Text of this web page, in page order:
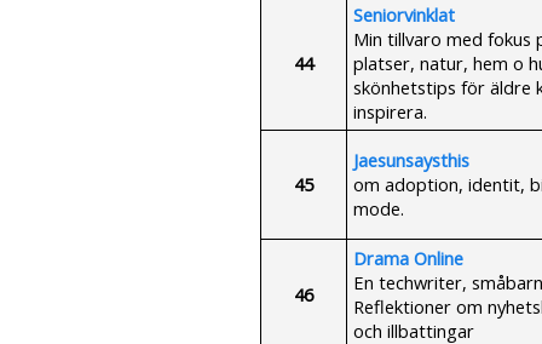
44
Seniorvinklat
Min tillvaro med fokus
platser, natur, hem o
skönhetstips för äldre
inspirera.
45
Jaesunsaysthis
om adoption, identit,
mode.
46
Drama Online
En techwriter,
Reflektioner om
och illbattingar